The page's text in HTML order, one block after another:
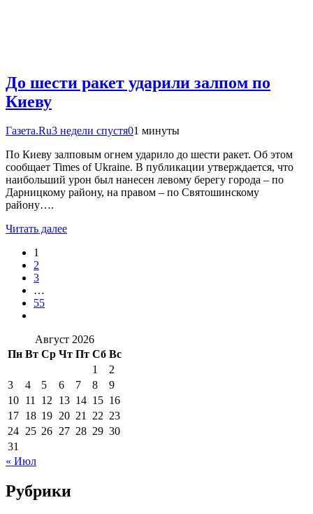
До шести ракет ударили залпом по
Киеву
Газета.Ru3 недели спустя01 минуты
По Киеву залповым огнем ударило до шести ракет. Об этом
сообщает Times of Ukraine. В публикации утверждается, что
наибольший урон был нанесен левому берегу города – по
Дарницкому району, на правом – по Святошинскому
району….
Читать далее
1
2
3
…
55
Август 2026
Пн Вт Ср Чт Пт Сб Вс
1
2
3
4 5 6 7 8
9
10 11 12 13 14 15 16
17 18 19 20 21 22 23
24 25 26 27 28 29 30
31
« Июл
Рубрики